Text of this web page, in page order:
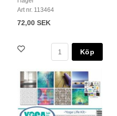
Art nr. 113464
72,00 SEK
Köp